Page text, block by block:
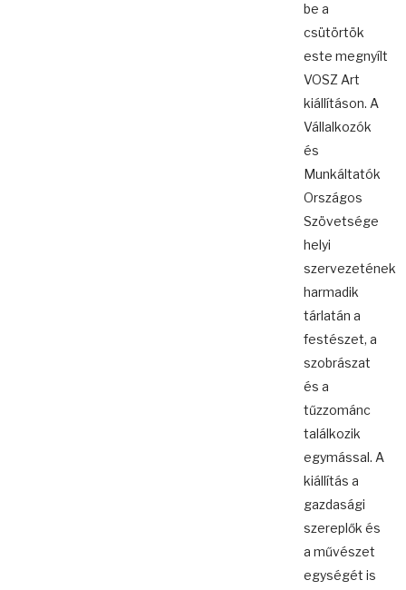
be a
csütörtök
este megnyílt
VOSZ Art
kiállításon. A
Vállalkozók
és
Munkáltatók
Országos
Szövetsége
helyi
szervezetének
harmadik
tárlatán a
festészet, a
szobrászat
és a
tűzzománc
találkozik
egymással. A
kiállítás a
gazdasági
szereplők és
a művészet
egységét is